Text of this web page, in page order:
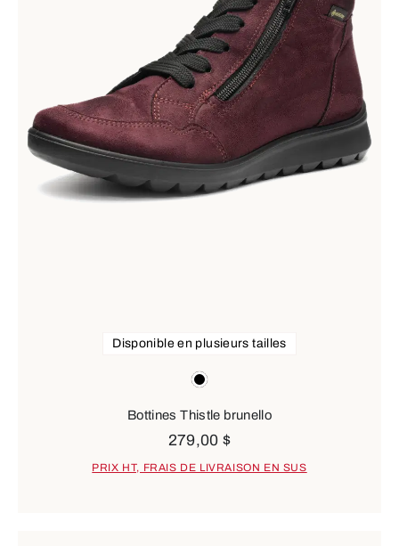
black
Disponible en plusieurs tailles
Bottines Thistle brunello
279,00 $
PRIX HT, FRAIS DE LIVRAISON EN SUS